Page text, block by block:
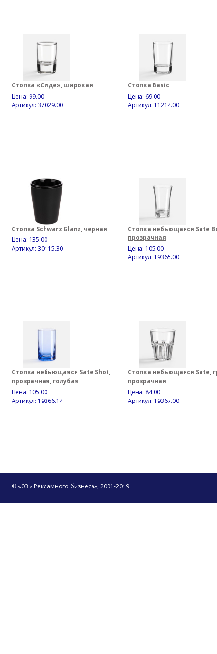
Стопка «Сиде», широкая
Цена: 99.00
Артикул: 37029.00
Стопка Basic
Цена: 69.00
Артикул: 11214.00
Стопка Schwarz Glanz, черная
Цена: 135.00
Артикул: 30115.30
Стопка небьющаяся Sate
прозрачная
Цена: 105.00
Артикул: 19365.00
Стопка небьющаяся Sate Shot,
прозрачная, голубая
Цена: 105.00
Артикул: 19366.14
Стопка небьющаяся Sate,
прозрачная
Цена: 84.00
Артикул: 19367.00
© «03 » Рекламного бизнеса», 2001-2019